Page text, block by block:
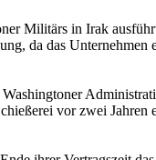
Militärs in Irak
da das
vor zwei